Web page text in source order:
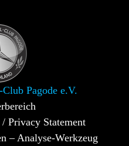
Pagode e.V.
Privacy Statement
– Analyse-Werkzeug